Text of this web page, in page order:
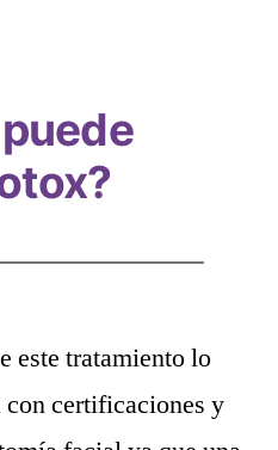
este tratamiento lo
certificaciones y